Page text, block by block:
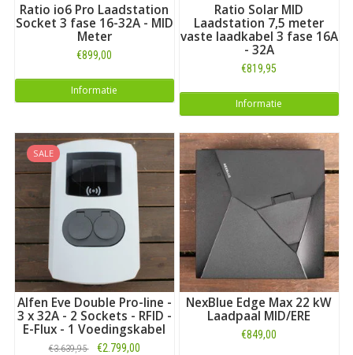
Ratio io6 Pro Laadstation
Socket 3 fase 16-32A - MID
Meter
€899,00
Informatie
Ratio Solar MID
Laadstation 7,5 meter
vaste laadkabel 3 fase 16A
- 32A
€819,95
Informatie
SALE
Alfen Eve Double Pro-line -
3 x 32A - 2 Sockets - RFID -
E-Flux - 1 Voedingskabel
€3.639,95 €2.799,00
NexBlue Edge Max 22 kW
Laadpaal MID/ERE
€849,00